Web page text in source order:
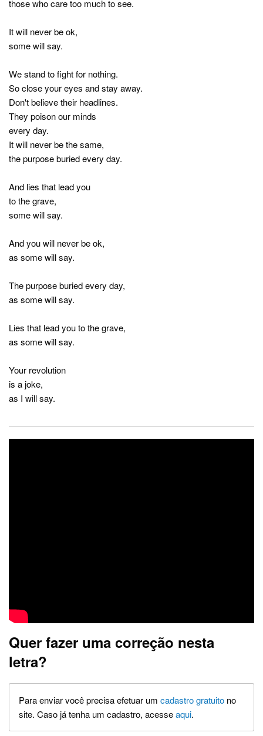
those who care too much to see.
It will never be ok,
some will say.
We stand to fight for nothing.
So close your eyes and stay away.
Don't believe their headlines.
They poison our minds
every day.
It will never be the same,
the purpose buried every day.
And lies that lead you
to the grave,
some will say.
And you will never be ok,
as some will say.
The purpose buried every day,
as some will say.
Lies that lead you to the grave,
as some will say.
Your revolution
is a joke,
as I will say.
Quer fazer uma correção nesta
letra?
Para enviar você precisa efetuar um cadastro gratuito no
site. Caso já tenha um cadastro, acesseaqui.